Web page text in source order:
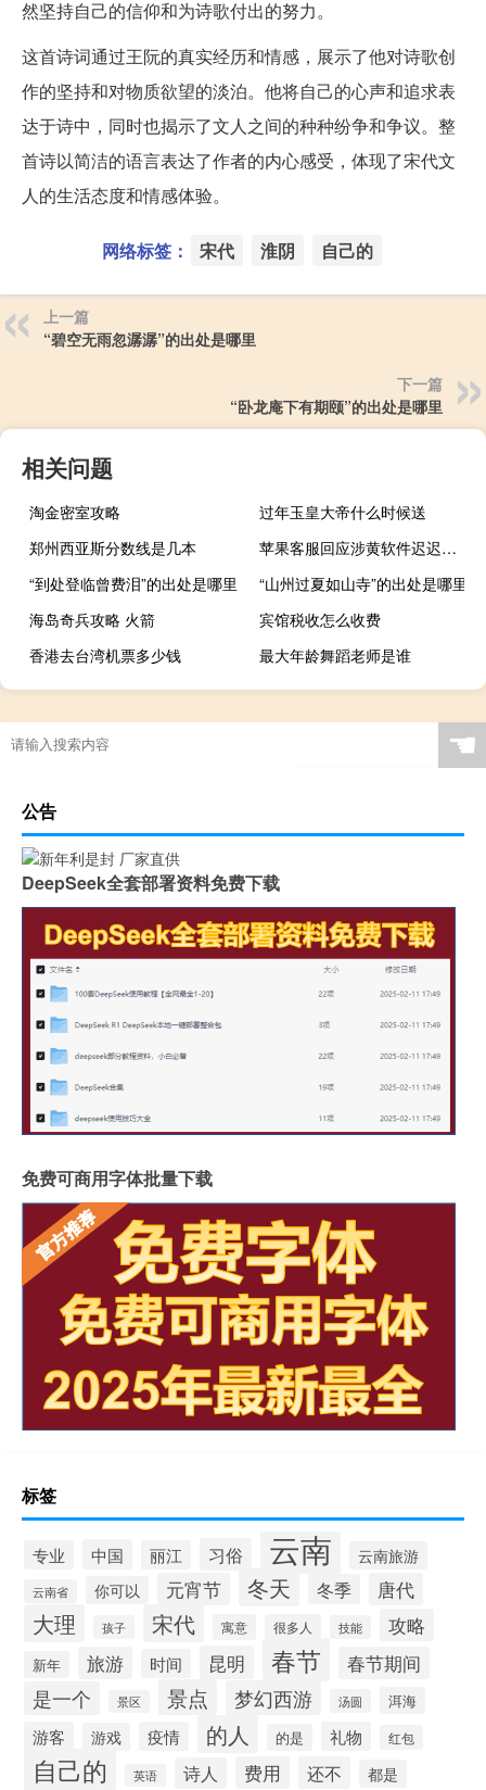
然坚持自己的信仰和为诗歌付出的努力。
这首诗词通过王阮的真实经历和情感，展示了他对诗歌创
作的坚持和对物质欲望的淡泊。他将自己的心声和追求表
达于诗中，同时也揭示了文人之间的种种纷争和争议。整
首诗以简洁的语言表达了作者的内心感受，体现了宋代文
人的生活态度和情感体验。
网络标签： 宋代 淮阴 自己的
上一篇
“碧空无雨忽潺潺”的出处是哪里
下一篇
“卧龙庵下有期颐”的出处是哪里
相关问题
淘金密室攻略
过年玉皇大帝什么时候送
郑州西亚斯分数线是几本
苹果客服回应涉黄软件迟迟不下架
“到处登临曾费泪”的出处是哪里
“山州过夏如山寺”的出处是哪里
海岛奇兵攻略 火箭
宾馆税收怎么收费
香港去台湾机票多少钱
最大年龄舞蹈老师是谁
☚
公告
DeepSeek全套部署资料免费下载
免费可商用字体批量下载
标签
专业 中国 丽江 习俗 云南 云南旅游
云南省 你可以 元宵节 冬天 冬季 唐代
大理 孩子 宋代 寓意 很多人 技能 攻略
新年 旅游 时间 昆明 春节 春节期间
是一个 景区 景点 梦幻西游 汤圆 洱海
游客 游戏 疫情 的人 的是 礼物 红包
自己的 英语 诗人 费用 还不 都是